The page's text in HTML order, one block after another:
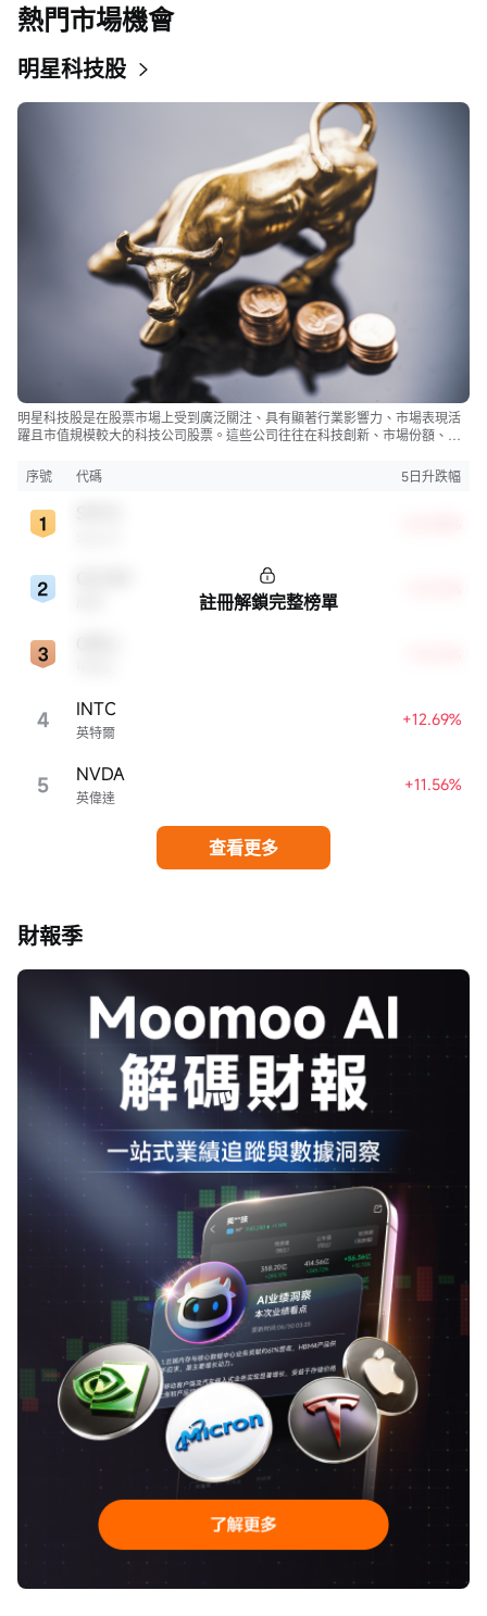
熱門市場機會
明星科技股
明星科技股是在股票市場上受到廣泛關注、具有顯著行業影響力、市場表現活
躍且市值規模較大的科技公司股票。這些公司往往在科技創新、市場份額、品
市，特別是科技行業板塊乃至全球經濟具有顯著影響。
序號 代碼 5日升跌幅
4 英特爾
INTC +12.69%
5 英偉達
NVDA +11.56%
註冊解鎖完整榜單
查看更多
財報季